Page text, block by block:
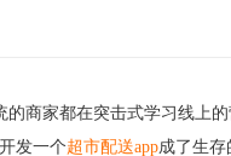
的商家都在突击式学习线上
发一个超市配送app成了生存